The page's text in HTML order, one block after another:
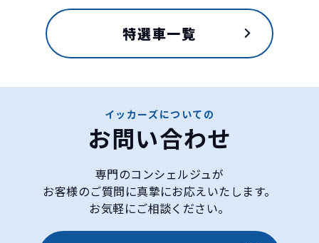
スズキ
スペーシアギアの特徴
特選車一覧
イッカーズについての
お問い合わせ
専門のコンシェルジュが
お客様のご質問に真摯にお応えいたします。
お気軽にご相談ください。